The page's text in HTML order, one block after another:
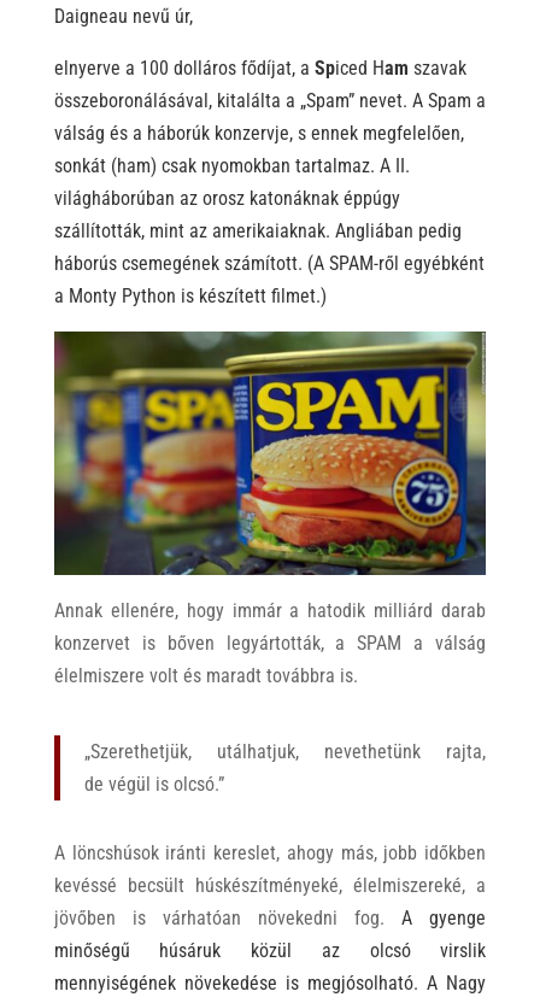
Daigneau nevű úr,
elnyerve a 100 dolláros fődíjat, a Spiced Ham szavak
összeboronálásával, kitalálta a „Spam” nevet. A Spam a
válság és a háborúk konzervje, s ennek megfelelően,
sonkát (ham) csak nyomokban tartalmaz. A II.
világháborúban az oroszkatonáknak éppúgy
szállították, mint az amerikaiaknak. Angliában pedig
háborús csemegének számított. (A SPAM-ről egyébként
a Monty Python is készített filmet.)
Annak ellenére, hogy immár a hatodik milliárd darab
konzervet is bőven legyártották, a SPAM a válság
élelmiszere volt és maradt továbbra is.
„Szerethetjük, utálhatjuk, nevethetünk rajta,
de végül is olcsó.”
A löncshúsok iránti kereslet, ahogy más, jobb időkben
kevéssé becsült húskészítményeké, élelmiszereké, a
jövőben is várhatóan növekedni fog.A gyenge
minőségű húsáruk közül az olcsó virslik
mennyiségének növekedése is megjósolható. A Nagy